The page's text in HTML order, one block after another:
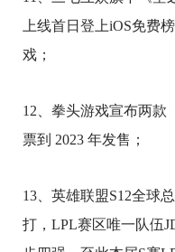
上线首日登上iOS免费
戏；
12、拳头游戏宣布两款
票到 2023 年发售；
13、英雄联盟S12全球
打，LPL赛区唯一队伍